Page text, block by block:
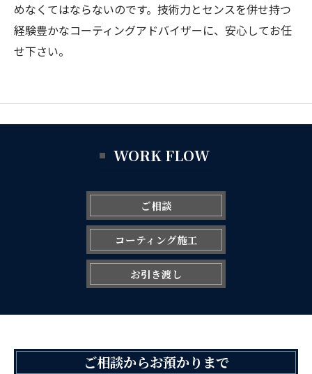
めなくてはならないのです。技術力とセンスを併せ持つ
経験豊かなコーティングアドバイザーに、安心してお任
せ下さい。
WORK FLOW
ご相談
コーティング施工
お引き渡し
ご相談からお預かりまで